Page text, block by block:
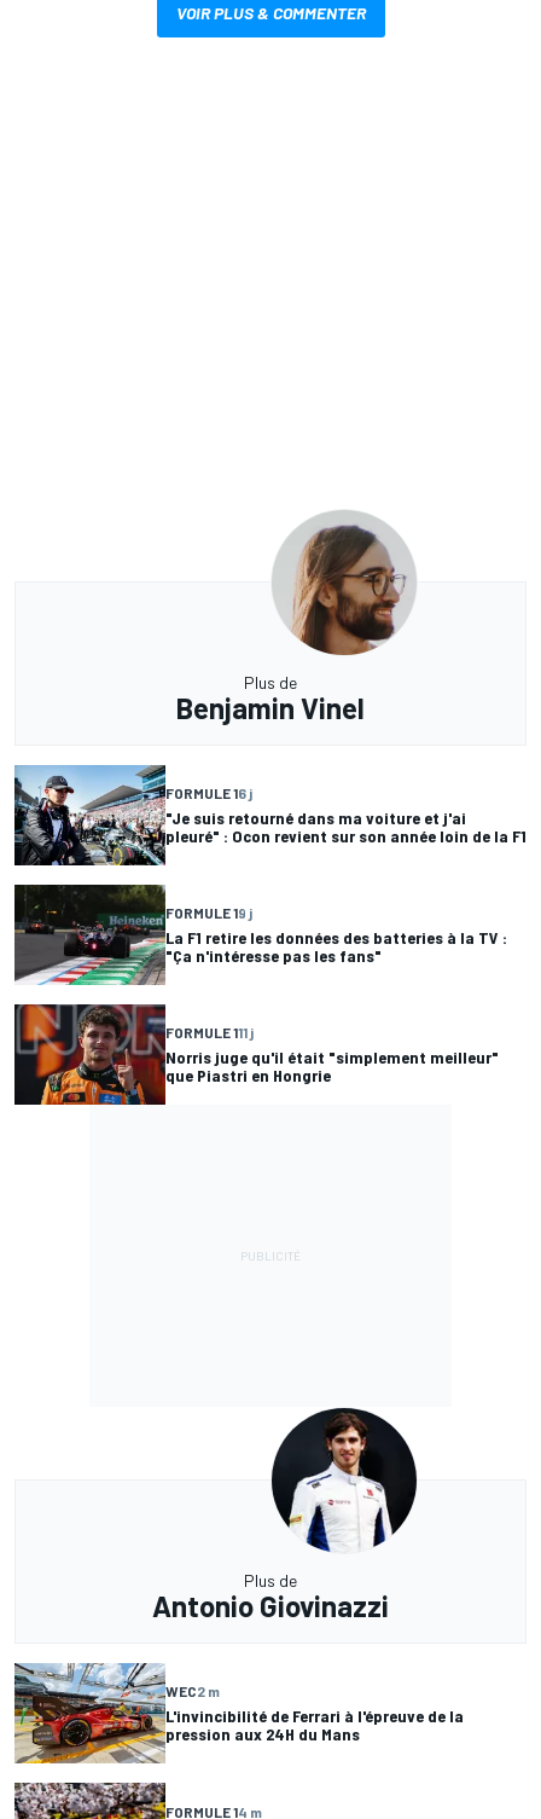
VOIR PLUS & COMMENTER
Plus de
Benjamin Vinel
FORMULE 16 j
"Je suis retourné dans ma voiture et j'ai
pleuré" : Ocon revient sur son année loin de la F1
FORMULE 19 j
La F1 retire les données des batteries à la TV :
"Ça n'intéresse pas les fans"
FORMULE 111 j
Norris juge qu'il était "simplement meilleur"
que Piastri en Hongrie
Plus de
Antonio Giovinazzi
WEC2 m
L'invincibilité de Ferrari à l'épreuve de la
pression aux 24H du Mans
FORMULE 14 m